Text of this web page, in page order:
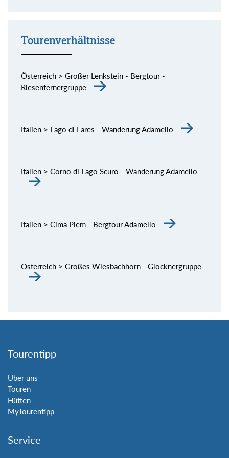
Tourenverhältnisse
Österreich > Großer Lenkstein - Bergtour -
Riesenfernergruppe
Italien > Lago di Lares - Wanderung Adamello
Italien > Corno di Lago Scuro - Wanderung Adamello
Italien > Cima Plem - Bergtour Adamello
Österreich > Großes Wiesbachhorn - Glocknergruppe
Tourentipp
Über uns
Touren
Hütten
MyTourentipp
Service